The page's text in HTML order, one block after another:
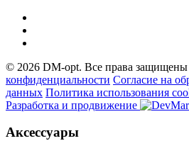
© 2026 DM-opt. Все права защищены
конфиденциальности Согласие на
данных Пoлитикa иcпoльзoвaния
Разработка и продвижение
Аксессуары